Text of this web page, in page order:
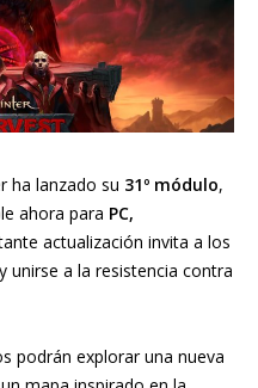
ha lanzado su 31º módulo,
ahora para PC,
actualización invita a los
unirse a la resistencia contra
podrán explorar una nueva